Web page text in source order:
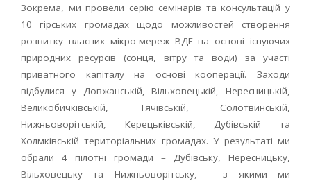
Зокрема, ми провели серію семінарів та консультацій у
10 гірських громадах щодо можливостей створення
розвитку власних мікро-мереж ВДЕ на основі існуючих
природних ресурсів (сонця, вітру та води) за участі
приватного капіталу на основі кооперації. Заходи
відбулися у Довжанській, Вільховецькій, Нересницькій,
Великобичківській, Тячівській, Солотвинській,
Нижньоворітській, Керецьківській, Дубівській та
Холмківській територіальних громадах. У результаті ми
обрали 4 пілотні громади – Дубівську, Нересницьку,
Вільховецьку та Нижньоворітську, – з якими ми